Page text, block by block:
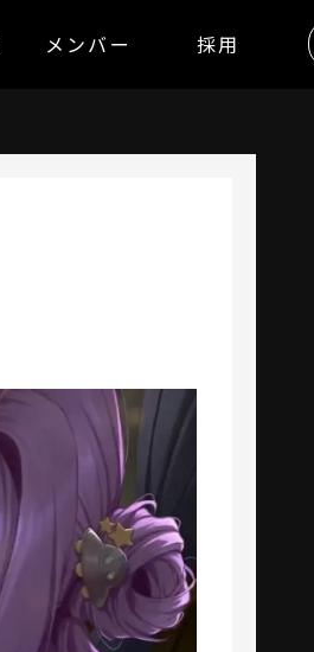
メンバー 採用